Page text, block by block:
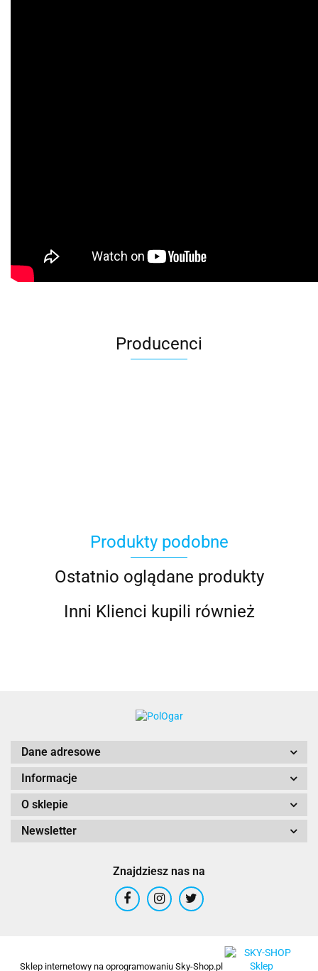
Producenci
Produkty podobne
Ostatnio oglądane produkty
Inni Klienci kupili również
Dane adresowe
Informacje
O sklepie
Newsletter
Znajdziesz nas na
Sklep internetowy na oprogramowaniu Sky-Shop.pl